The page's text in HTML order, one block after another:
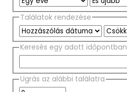
Találatok rendezése
Keresés egy adott időpontban
Ugrás az alábbi találatra